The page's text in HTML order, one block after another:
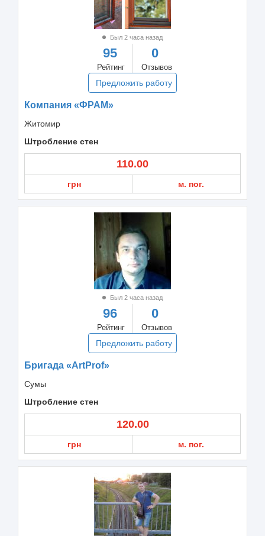
Был 2 часа назад
95
Рейтинг
0
Отзывов
Предложить работу
Компания «ФРАМ»
Житомир
Штробление стен
110.00
грн м. пог.
Был 2 часа назад
96
Рейтинг
0
Отзывов
Предложить работу
Бригада «ArtProf»
Сумы
Штробление стен
120.00
грн м. пог.